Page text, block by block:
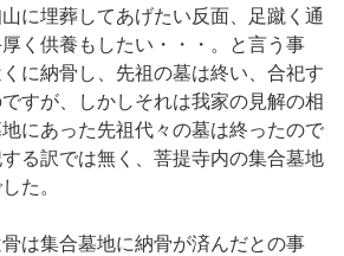
に埋葬してあげたい反面、足蹴く通
く供養もしたい・・・。と言う事
に納骨し、先祖の墓は終い、合祀す
すが、しかしそれは我家の見解の相
にあった先祖代々の墓は終ったので
る訳では無く、菩提寺内の集合墓地
た。
は集合墓地に納骨が済んだとの事